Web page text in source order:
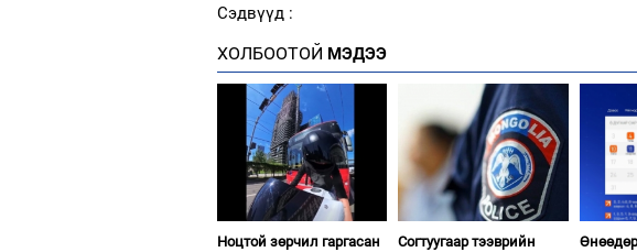
Сэдвүүд :
ХОЛБООТОЙ МЭДЭЭ
Ноцтой зөрчил гаргасан
Согтуугаар тээврийн